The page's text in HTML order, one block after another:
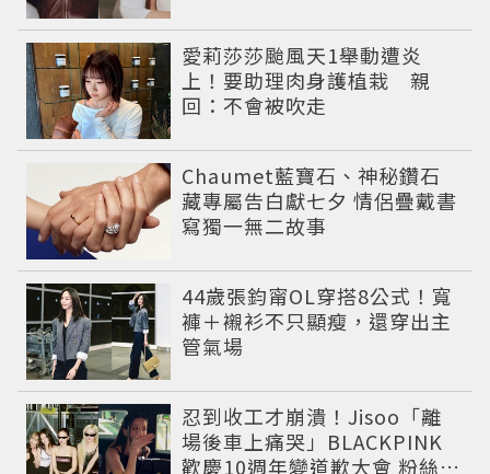
愛莉莎莎颱風天1舉動遭炎
上！要助理肉身護植栽 親
回：不會被吹走
Chaumet藍寶石、神秘鑽石
藏專屬告白獻七夕 情侶疊戴書
寫獨一無二故事
44歲張鈞甯OL穿搭8公式！寬
褲＋襯衫不只顯瘦，還穿出主
管氣場
忍到收工才崩潰！Jisoo「離
場後車上痛哭」BLACKPINK
歡慶10週年變道歉大會 粉絲看